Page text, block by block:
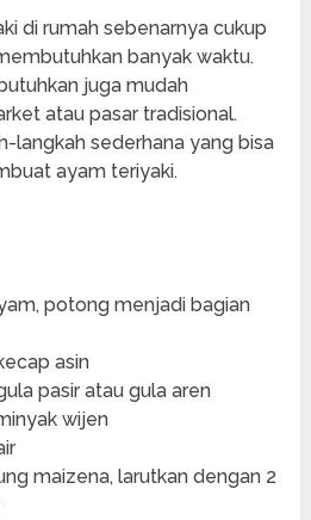
di rumah sebenarnya cukup
banyak waktu.
juga mudah
atau pasar tradisional.
langkah sederhana yang bisa
ayam teriyaki.
potong menjadi bagian
asin
pasir atau gula aren
wijen
maizena, larutkan dengan 2